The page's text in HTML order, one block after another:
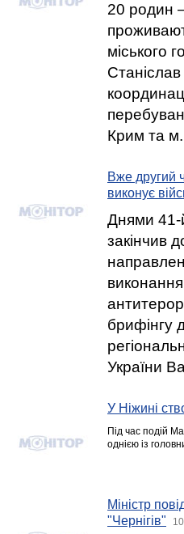
20 родин
міського
Станіслав
Крим та
Вже другий
виконує
Днями 41-
закінчив
брифінгу
України
У Ніжині
Під час подій
однією із
Міністр
"Чернігів"